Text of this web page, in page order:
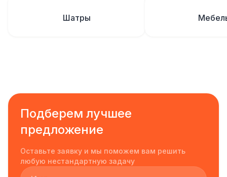
Шатры
Подберем лучшее
предложение
Оставьте заявку и мы поможем вам решить
любую нестандартную задачу